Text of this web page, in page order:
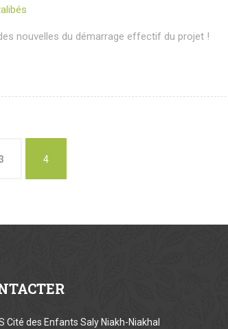
nouvelles du démarrage effectif du projet !
4
Cité des Enfants Saly Niakh-Niakhal